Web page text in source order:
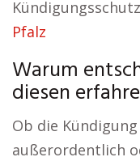
Pfalz
Warum
diesen
Ob die
außerordentlich